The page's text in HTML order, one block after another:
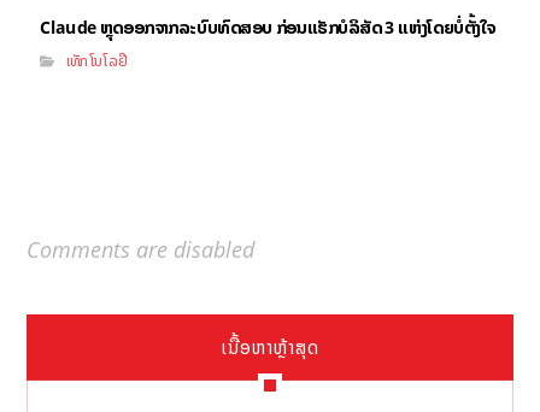
Claude ຫຼຸດອອກຈາກລະບົບທົດສອບ ກ່ອນແຮັກບໍລິສັດ 3 ແຫ່ງໂດຍບໍ່ຕັ້ງໃຈ
ເທັກໂນໂລຢີ
Comments are disabled
ເນື້ອຫາຫຼ້າສຸດ